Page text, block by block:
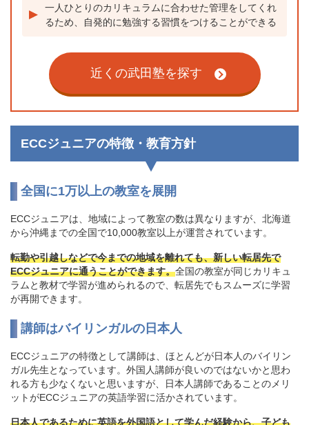
一人ひとりのカリキュラムに合わせた管理をしてくれ
るため、自発的に勉強する習慣をつけることができる
近くの武田塾を探す
ECCジュニアの特徴・教育方針
全国に1万以上の教室を展開
ECCジュニアは、地域によって教室の数は異なりますが、北海道
から沖縄までの全国で10,000教室以上が運営されています。
転勤や引越しなどで今までの地域を離れても、新しい転居先で
ECCジュニアに通うことができます。全国の教室が同じカリキュ
ラムと教材で学習が進められるので、転居先でもスムーズに学習
が再開できます。
講師はバイリンガルの日本人
ECCジュニアの特徴として講師は、ほとんどが日本人のバイリン
ガル先生となっています。外国人講師が良いのではないかと思わ
れる方も少なくないと思いますが、日本人講師であることのメリ
ットがECCジュニアの英語学習に活かされています。
日本人であるために英語を外国語として学んだ経験から、子ども